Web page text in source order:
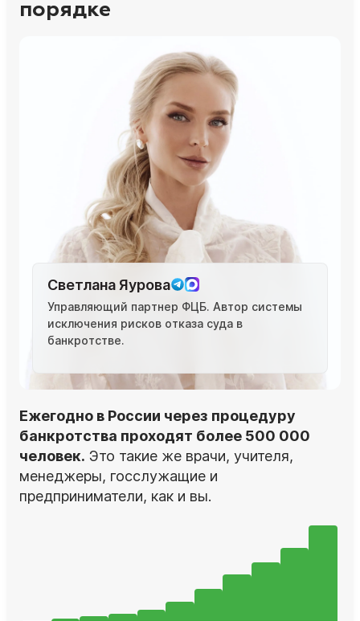
порядке
Светлана Яурова
Управляющий партнер ФЦБ. Автор системы
исключения рисков отказа суда в
банкротстве.
Ежегодно в России через процедуру
банкротства проходят более 500 000
человек. Это такие же врачи, учителя,
менеджеры, госслужащие и
предприниматели, как и вы.